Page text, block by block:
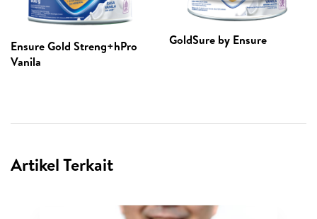
Ensure Gold Streng+hPro
Vanila
GoldSure by Ensure
Artikel Terkait